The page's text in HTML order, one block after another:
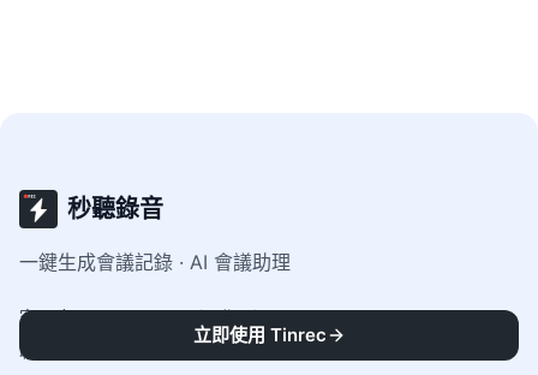
秒聽錄音
一鍵生成會議記錄 · AI 會議助理
客服時間: 9:00-18:00（工作日）
聯繫郵箱
official@tinrec.com
立即使用 Tinrec